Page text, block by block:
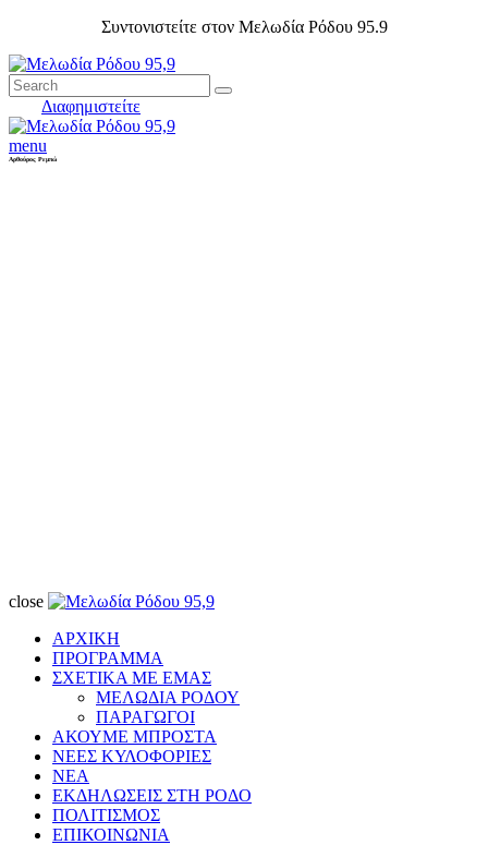
Συντονιστείτε στον Μελωδία Ρόδου 95.9
Διαφημιστείτε
menu
Αρθούρος Ρεμπώ
close
ΑΡΧΙΚΗ
ΠΡΟΓΡΑΜΜΑ
ΣΧΕΤΙΚΑ ΜΕ ΕΜΑΣ
ΜΕΛΩΔΙΑ ΡΟΔΟΥ
ΠΑΡΑΓΩΓΟΙ
ΑΚΟΥΜΕ ΜΠΡΟΣΤΑ
ΝΕΕΣ ΚΥΛΟΦΟΡΙΕΣ
ΝΕΑ
ΕΚΔΗΛΩΣΕΙΣ ΣΤΗ ΡΟΔΟ
ΠΟΛΙΤΙΣΜΟΣ
ΕΠΙΚΟΙΝΩΝΙΑ